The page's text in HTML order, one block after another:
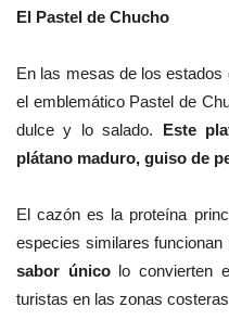
El Pastel de Chucho
En las mesas de los estados
el emblemático Pastel de
dulce y lo salado. Este
plátano maduro, guiso de
El cazón es la proteína
especies similares funcionan
sabor únicolo convierten
turistas en las zonas